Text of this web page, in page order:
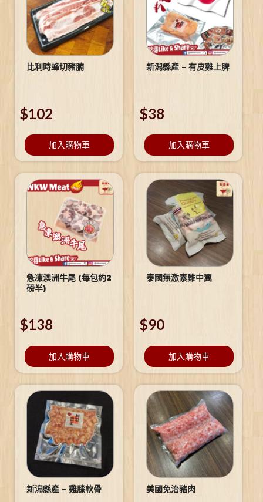
比利時蜂切豬腩
$102
加入購物車
新潟縣產 – 有皮雞上脾
$38
加入購物車
急凍澳洲牛尾 (每包約2
磅半)
$138
加入購物車
泰國無激素雞中翼
$90
加入購物車
新潟縣產 – 雞膝軟骨 美國免治豬肉